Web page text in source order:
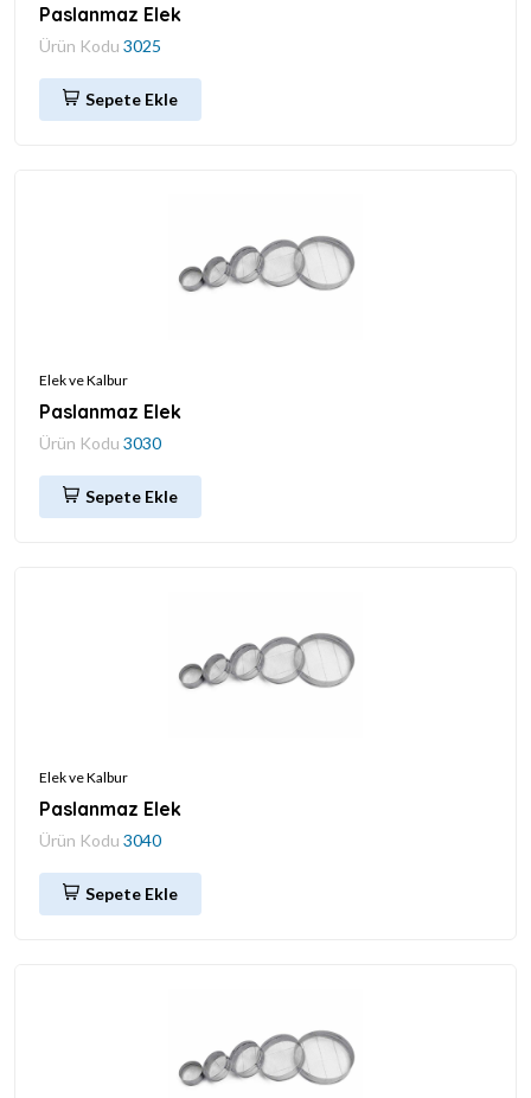
Paslanmaz Elek
Ürün Kodu 3025
Sepete Ekle
Elek ve Kalbur
Paslanmaz Elek
Ürün Kodu 3030
Sepete Ekle
Elek ve Kalbur
Paslanmaz Elek
Ürün Kodu 3040
Sepete Ekle